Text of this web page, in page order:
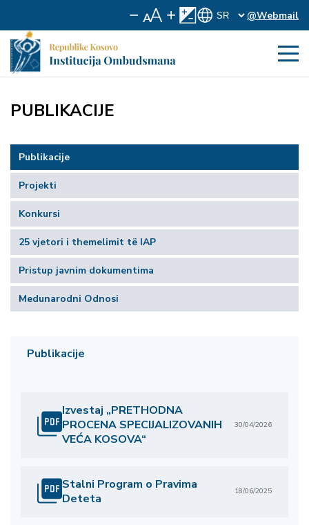
@Webmail
PUBLIKACIJE
Publikacije
Projekti
Konkursi
25 vjetori i themelimit të IAP
Pristup javnim dokumentima
Medunarodni Odnosi
Publikacije
Izvestaj „PRETHODNA
PROCENA SPECIJALIZOVANIH
VEĆA KOSOVA“
30/04/2026
Stalni Program o Pravima
Deteta
18/06/2025